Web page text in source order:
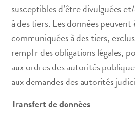
susceptibles d’être divulguées
à des tiers. Les données
communiquées à des tiers,
remplir des obligations légales,
aux ordres des autorités
aux demandes des autorités
Transfert de données